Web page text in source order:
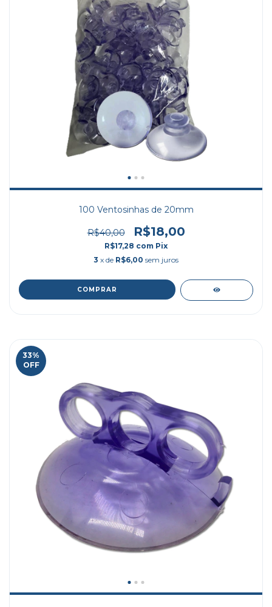
100 Ventosinhas de 20mm
R$40,00 R$18,00
R$17,28 com Pix
3 x de R$6,00 sem juros
33%
OFF